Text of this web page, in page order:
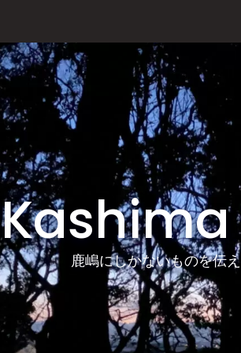
鹿嶋にしかないものを伝